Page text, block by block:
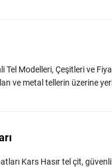
Tel Modelleri, Çeşitleri ve
ve metal tellerin üzerine
Kars Hasır tel çit,